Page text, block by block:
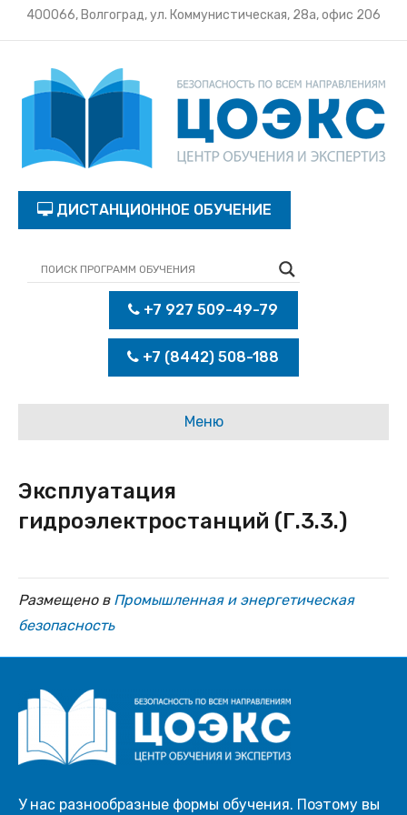
400066, Волгоград, ул. Коммунистическая, 28а, офис 206
ДИСТАНЦИОННОЕ ОБУЧЕНИЕ
+7 927 509-49-79
+7 (8442) 508-188
Меню
Эксплуатация
гидроэлектростанций (Г.3.3.)
Размещено в Промышленная и энергетическая
безопасность
У нас разнообразные формы обучения. Поэтому вы